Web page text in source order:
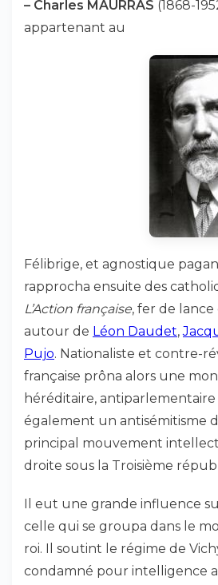
– Charles MAURRAS (1868-
appartenant au
Félibrige, et agnostique
rapprocha ensuite des
L’Action française, fer de
autour de Léon Daudet,
Pujo. Nationaliste et contre-
française prôna alors une
héréditaire,
également un antisémitisme
principal mouvement
droite sous la Troisième
Il eut une grande influence
celle qui se groupa dans le
roi. Il soutint le régime de
condamné pour intelligence